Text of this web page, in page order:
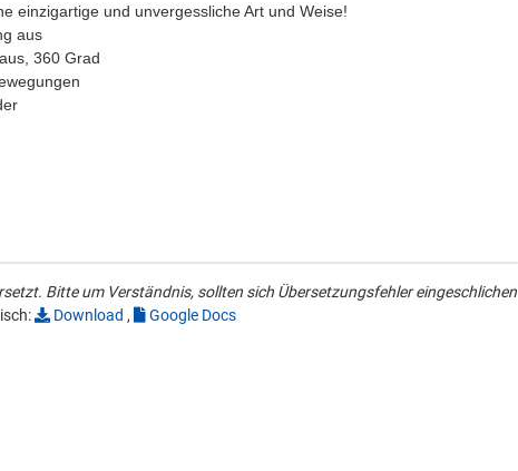
einzigartige und unvergessliche Art und Weise!
aus
360 Grad
Bitte um Verständnis, sollten sich Übersetzungsfehler eingeschlichen
Download , Google Docs